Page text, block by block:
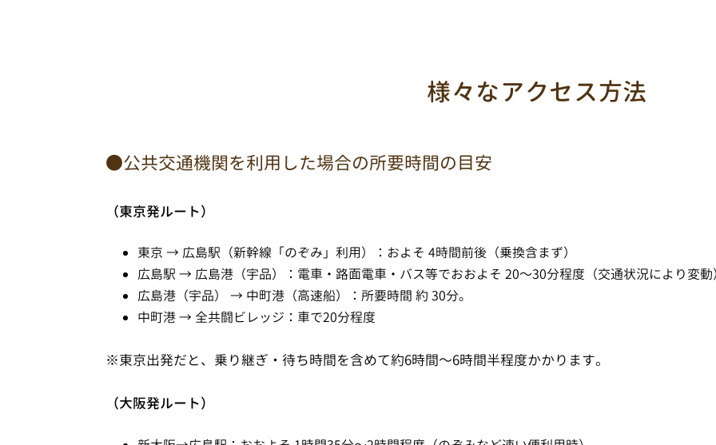
様々なアクセス方法
●公共交通機関を利用した場合の所要時間の目安
（東京発ルート）
東京 → 広島駅（新幹線「のぞみ」利用）：およそ 4時間前後（乗換含まず）
広島駅 → 広島港（宇品）：電車・路面電車・バス等でおおよそ 20〜30分程度（交通状況により変動）
広島港（宇品） → 中町港（高速船）：所要時間 約 30分。
中町港 → 全共闘ビレッジ：車で20分程度
※東京出発だと、乗り継ぎ・待ち時間を含めて約6時間〜6時間半程度かかります。
（大阪発ルート）